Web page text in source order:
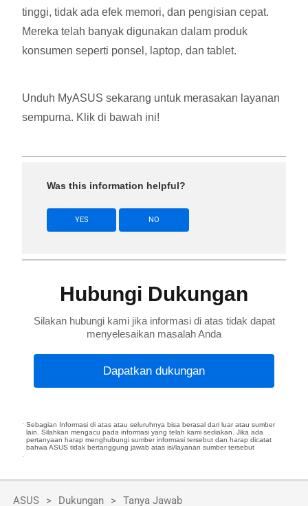
tinggi, tidak ada efek memori, dan pengisian cepat.
Mereka telah banyak digunakan dalam produk
konsumen seperti ponsel, laptop, dan tablet.
Unduh MyASUS sekarang untuk merasakan layanan
sempurna. Klik di bawah ini!
Was this information helpful?
YES NO
Hubungi Dukungan
Silakan hubungi kami jika informasi di atas tidak dapat
menyelesaikan masalah Anda
Dapatkan dukungan
Sebagian Informasi di atas atau seluruhnya bisa berasal dari luar atau sumber
lain. Silahkan mengacu pada informasi yang telah kami sediakan. Jika ada
pertanyaan harap menghubungi sumber informasi tersebut dan harap dicatat
bahwa ASUS tidak bertanggung jawab atas isi/layanan sumber tersebut
ASUS Dukungan Tanya Jawab